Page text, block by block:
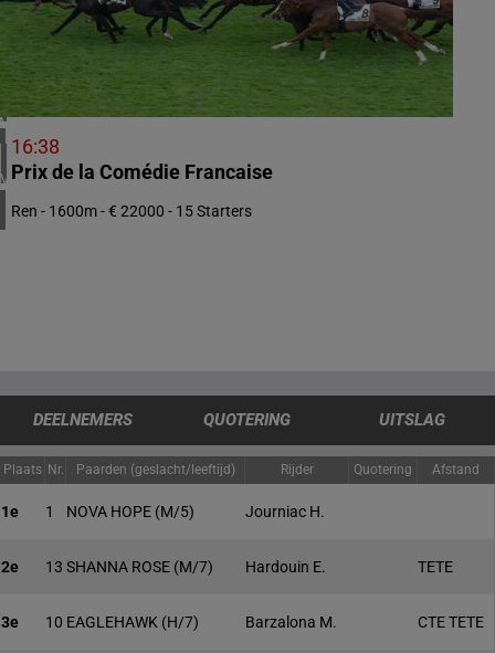
5 meeting(s)
IERLAND
2 meeting(s)
CHILI
1 meeting(s)
VERENIGDE STATEN
4 meeting(s)
16:38
Prix de la Comédie Francaise
Ren - 1600m - € 22000 - 15 Starters
DEELNEMERS QUOTERING UITSLAG
Plaats Nr. Paarden (geslacht/leeftijd) Rijder Quotering Afstand
1e 1 NOVA HOPE (M/5) Journiac H.
2e 13 SHANNA ROSE (M/7) Hardouin E. TETE
3e 10 EAGLEHAWK (H/7) Barzalona M. CTE TETE